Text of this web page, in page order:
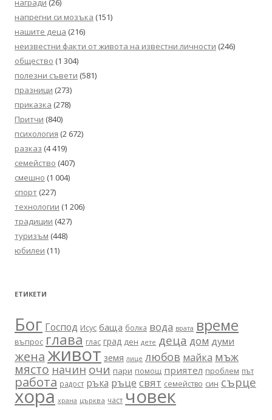
награди (26)
напрегни си мозъка (151)
нашите деца (216)
неизвестни факти от живота на известни личности (246)
общество (1 304)
полезни съвети (581)
празници (273)
приказка (278)
Притчи (840)
психология (2 672)
разказ (4 419)
семейство (407)
смешно (1 004)
спорт (227)
технологии (1 206)
традиции (427)
туризъм (448)
юбилеи (11)
ЕТИКЕТИ
Бог Господ Исус баща болка вода врата време
въпрос глава глас град ден дете деца дом думи
женаживот земя лице любов майка мъж
място начин очи пари помощ приятел проблем път
работа радост ръка ръце свят семейство син сърце
хора храна църква част човек